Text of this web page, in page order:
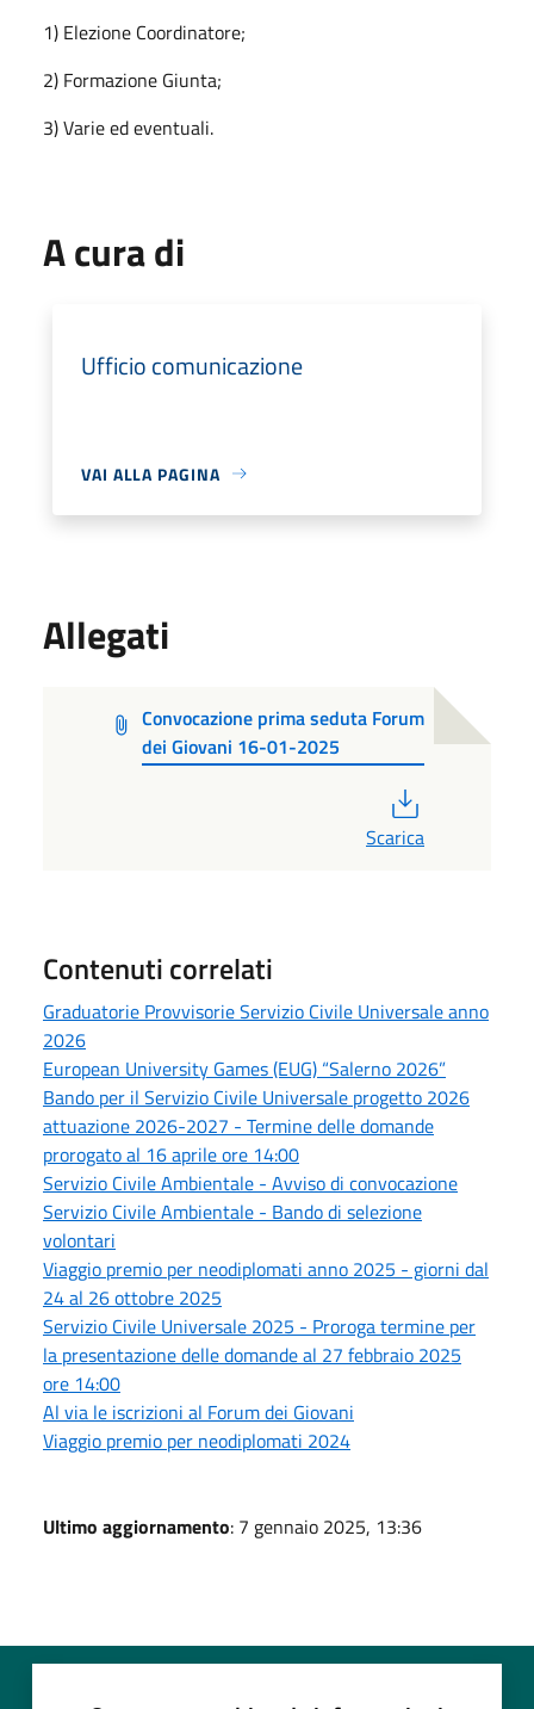
1) Elezione Coordinatore;
2) Formazione Giunta;
3) Varie ed eventuali.
A cura di
Ufficio comunicazione
VAI ALLA PAGINA
Allegati
Convocazione prima seduta Forum
dei Giovani 16-01-2025
Scarica
Contenuti correlati
Graduatorie Provvisorie Servizio Civile Universale anno
2026
European University Games (EUG) “Salerno 2026”
Bando per il Servizio Civile Universale progetto 2026
attuazione 2026-2027 - Termine delle domande
prorogato al 16 aprile ore 14:00
Servizio Civile Ambientale - Avviso di convocazione
Servizio Civile Ambientale - Bando di selezione
volontari
Viaggio premio per neodiplomati anno 2025 - giorni dal
24 al 26 ottobre 2025
Servizio Civile Universale 2025 - Proroga termine per
la presentazione delle domande al 27 febbraio 2025
ore 14:00
Al via le iscrizioni al Forum dei Giovani
Viaggio premio per neodiplomati 2024
Ultimo aggiornamento: 7 gennaio 2025, 13:36